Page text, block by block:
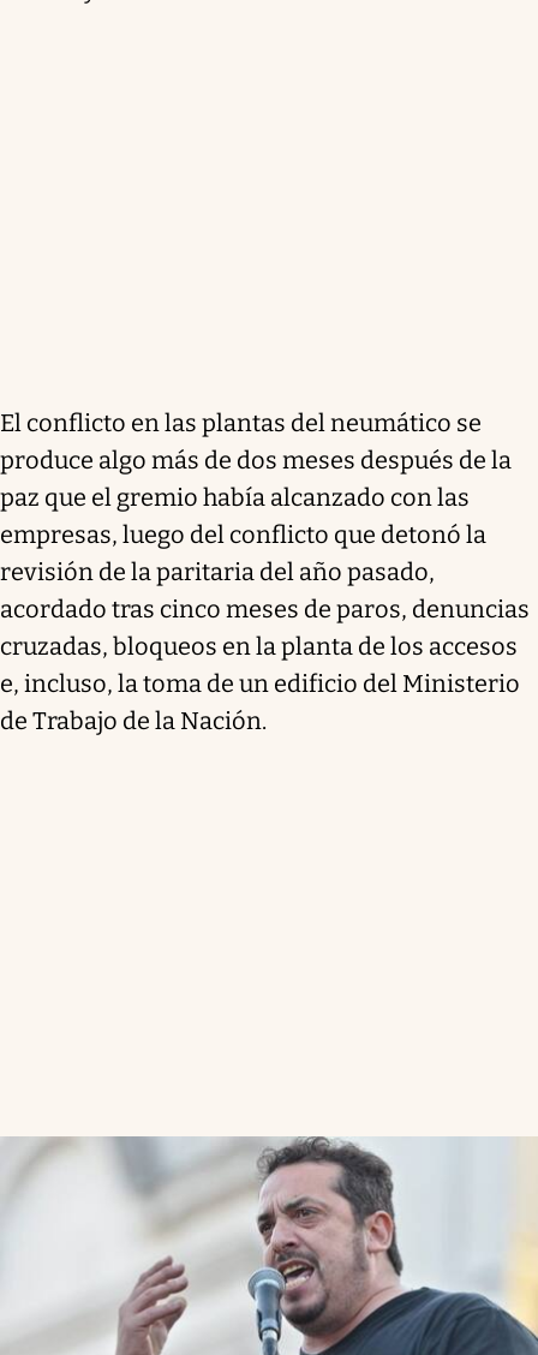
El conflicto en las plantas del neumático se
produce algo más de dos meses después de la
paz que el gremio había alcanzado con las
empresas, luego del conflicto que detonó la
revisión de la paritaria del año pasado,
acordado tras cinco meses de paros, denuncias
cruzadas, bloqueos en la planta de los accesos
e, incluso, la toma de un edificio del Ministerio
de Trabajo de la Nación.